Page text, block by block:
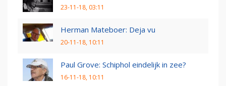
23-11-18, 03:11
Herman Mateboer: Deja vu
20-11-18, 10:11
Paul Grove: Schiphol eindelijk in zee?
16-11-18, 10:11